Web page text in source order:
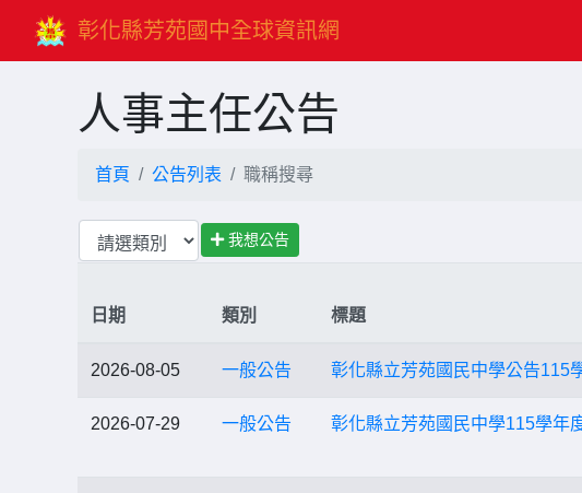
彰化縣芳苑國中全球資訊網
人事主任公告
首頁 公告列表 職稱搜尋
我想公告
日期 類別 標題
2026-08-05 一般公告 彰化縣立芳苑國民中學公告115
2026-07-29 一般公告 彰化縣立芳苑國民中學115學年